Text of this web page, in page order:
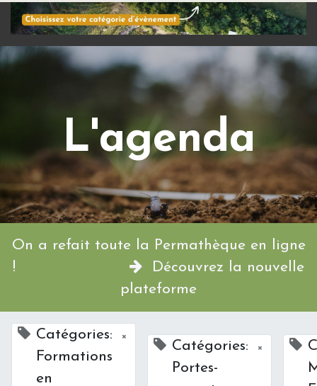
L'agenda
On a refait toute la Permathèque en ligne
!
Découvrez la nouvelle
plateforme
Catégories:
Formations
en
×
Catégories:
Portes-
×